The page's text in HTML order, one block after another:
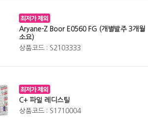
Aryane-Z Boor E0560 FG (개별발주 3개월
소요)
상품코드 : S2103333
C+ 파일 레디스틸
상품코드 : S1710004